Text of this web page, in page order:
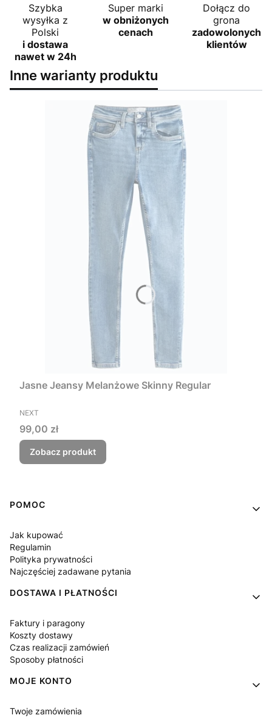
Szybka
wysyłka z
Polski
i dostawa
nawet w 24h
Super marki
w obniżonych
cenach
Dołącz do
grona
zadowolonych
klientów
Inne warianty produktu
Jasne Jeansy Melanżowe Skinny Regular
PRODUCENT
NEXT
Cena
99,00 zł
Zobacz produkt
Linki w stopce
POMOC
Jak kupować
Regulamin
Polityka prywatności
Najczęściej zadawane pytania
DOSTAWA I PŁATNOŚCI
Faktury i paragony
Koszty dostawy
Czas realizacji zamówień
Sposoby płatności
MOJE KONTO
Twoje zamówienia